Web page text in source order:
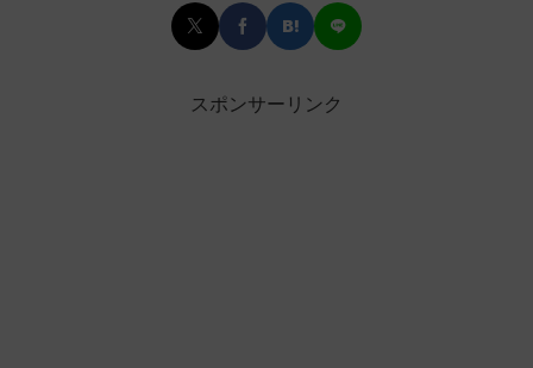
スポンサーリンク